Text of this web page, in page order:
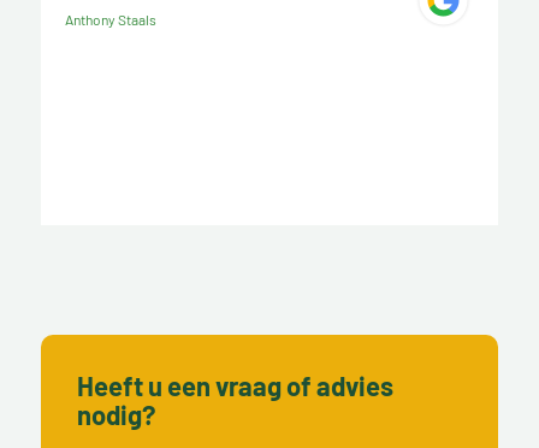
Anthony Staals
Heeft u een vraag of advies
nodig?